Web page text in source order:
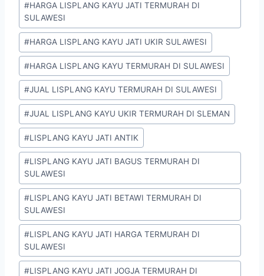
#HARGA LISPLANG KAYU JATI TERMURAH DI
SULAWESI
#HARGA LISPLANG KAYU JATI UKIR SULAWESI
#HARGA LISPLANG KAYU TERMURAH DI SULAWESI
#JUAL LISPLANG KAYU TERMURAH DI SULAWESI
#JUAL LISPLANG KAYU UKIR TERMURAH DI SLEMAN
#LISPLANG KAYU JATI ANTIK
#LISPLANG KAYU JATI BAGUS TERMURAH DI
SULAWESI
#LISPLANG KAYU JATI BETAWI TERMURAH DI
SULAWESI
#LISPLANG KAYU JATI HARGA TERMURAH DI
SULAWESI
#LISPLANG KAYU JATI JOGJA TERMURAH DI